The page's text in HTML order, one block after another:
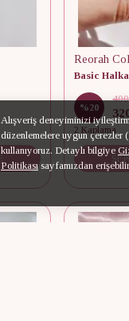
Alışveriş deneyiminizi
düzenlemelere uygun çerezler
kullanıyoruz. Detaylı bilgiye
Politikasısayfamızdan
Reorah
Basic
%20
2 Kaplama